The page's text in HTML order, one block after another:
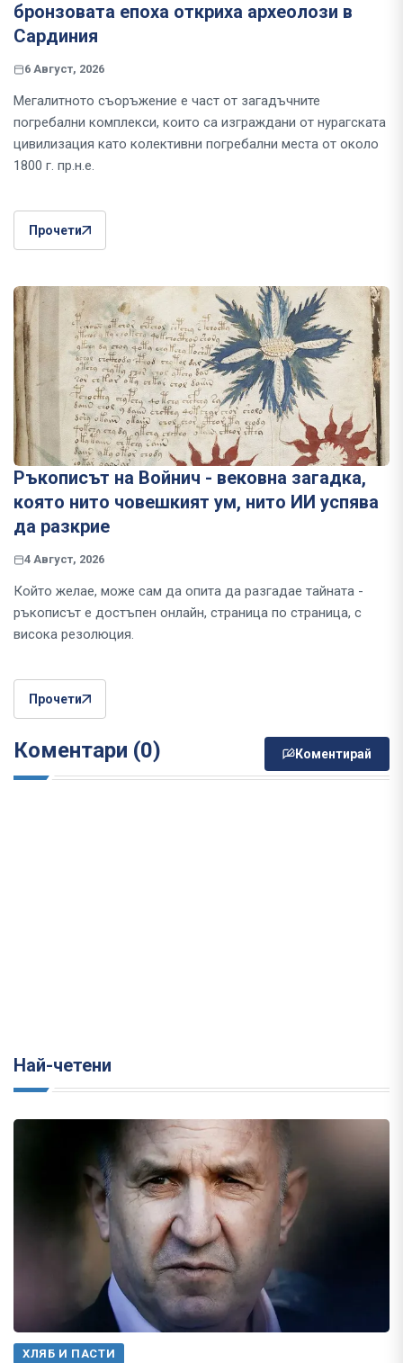
бронзовата епоха откриха археолози в
Сардиния
6 Август, 2026
Мегалитното съоръжение е част от загадъчните
погребални комплекси, които са изграждани от нурагската
цивилизация като колективни погребални места от около
1800 г. пр.н.е.
Прочети
Ръкописът на Войнич - вековна загадка,
която нито човешкият ум, нито ИИ успява
да разкрие
4 Август, 2026
Който желае, може сам да опита да разгадае тайната -
ръкописът е достъпен онлайн, страница по страница, с
висока резолюция.
Прочети
Коментари (0) Коментирай
Най-четени
ХЛЯБ И ПАСТИ